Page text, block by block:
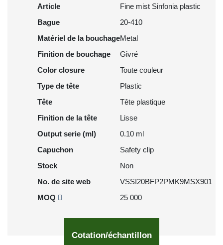
Article
Fine mist Sinfonia plastic
Bague
20-410
Matériel de la bouchageMetal
Finition de bouchage
Givré
Color closure
Toute couleur
Type de tête
Plastic
Tête
Tête plastique
Finition de la tête
Lisse
Output serie (ml)
0.10 ml
Capuchon
Safety clip
Stock
Non
No. de site web
VSSI20BFP2PMK9MSX901
MOQ
25 000
Cotation/échantillon